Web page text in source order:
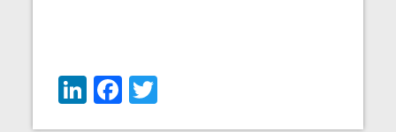
LinkedIn
Facebook
Twitter